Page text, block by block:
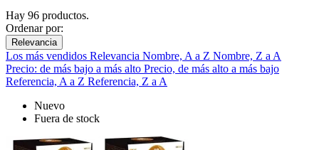
Hay 96 productos.
Ordenar por:
Relevancia
Los más vendidos Relevancia Nombre, A a Z Nombre, Z a A
Precio: de más bajo a más alto Precio, de más alto a más bajo
Referencia, A a Z Referencia, Z a A
Nuevo
Fuera de stock